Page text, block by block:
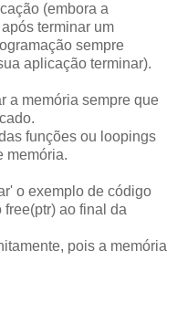
(embora a
terminar um
sempre
aplicação terminar).
a memória sempre que
funções ou loopings
memória.
o exemplo de código
ao final da
pois a memória